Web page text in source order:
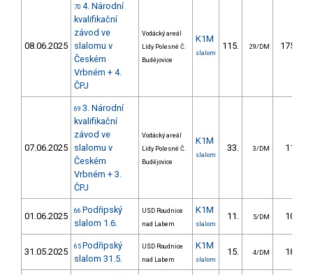
08.06.2025
70 4. Národní
kvalifikační
závod ve
slalomu v
Českém
Vrbném + 4.
ČPJ
Vodácký areál
Lídy Polesné Č.
Budějovice
K1M
slalom
115. 29/DM 175.04
07.06.2025
69 3. Národní
kvalifikační
závod ve
slalomu v
Českém
Vrbném + 3.
ČPJ
Vodácký areál
Lídy Polesné Č.
Budějovice
K1M
slalom
33. 3/DM 11.07
01.06.2025 66 Podřipský
slalom 1.6.
USD Roudnice
nad Labem
K1M
slalom
11. 5/DM 10.25
31.05.2025 65 Podřipský
slalom 31.5.
USD Roudnice
nad Labem
K1M
slalom
15. 4/DM 18.10